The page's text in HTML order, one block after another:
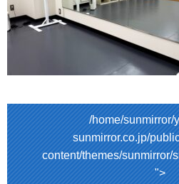
/home/sunmirror/
sunmirror.co.jp/
content/themes/
">